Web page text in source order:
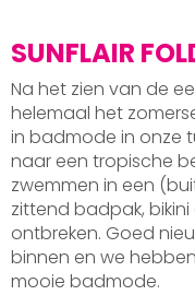
SUNFLAIR
Na het zien van de
helemaal het
in badmode in onze
naar een tropische
zwemmen in een
zittend badpak,
ontbreken. Goed
binnen en we
mooie badmode.